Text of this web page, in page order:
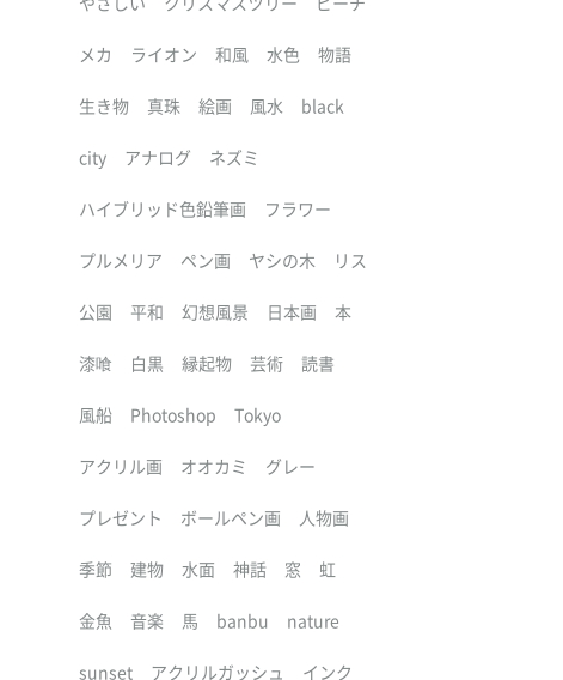
メカ ライオン 和風 水色 物語
生き物 真珠 絵画 風水 black
city アナログ ネズミ
ハイブリッド色鉛筆画 フラワー
プルメリア ペン画 ヤシの木 リス
公園 平和 幻想風景 日本画 本
漆喰 白黒 縁起物 芸術 読書
風船 Photoshop Tokyo
アクリル画 オオカミ グレー
プレゼント ボールペン画 人物画
季節 建物 水面 神話 窓 虹
金魚 音楽 馬 banbu nature
sunset アクリルガッシュ インク